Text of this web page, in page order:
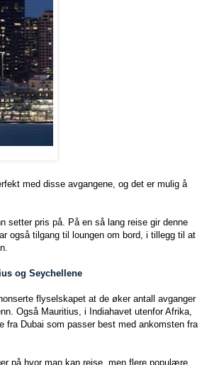
med disse avgangene, og det er mulig å
setter pris på. På en så lang reise gir denne
også tilgang til loungen om bord, i tillegg til at
og Seychellene
flyselskapet at de øker antall avganger
Også Mauritius, i Indiahavet utenfor Afrika,
fra Dubai som passer best med ankomsten fra
på hvor man kan reise, men flere populære